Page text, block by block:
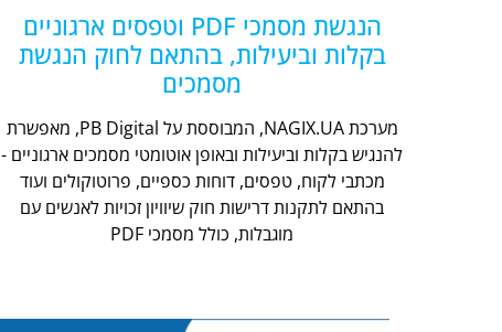
הנגשת מסמכי PDF וטפסים ארגוניים
בקלות וביעילות, בהתאם לחוק הנגשת
מסמכים
מערכת NAGIX.UA, המבוססת על PB Digital, מאפשרת
להנגיש בקלות וביעילות ובאופן אוטומטי מסמכים ארגוניים -
מכתבי לקוח, טפסים, דוחות כספיים, פרוטוקולים ועוד
בהתאם לתקנות דרישות חוק שיוויון זכויות לאנשים עם
מוגבלות, כולל מסמכי PDF